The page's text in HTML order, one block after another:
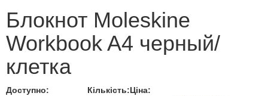
Блокнот Moleskine
Workbook A4 черный/
клетка
Доступно: Кількість:Ціна: